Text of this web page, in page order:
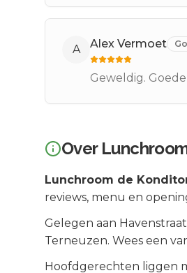
A Alex Vermoet
Geweldig.
Over
Lunchroom de
reviews, menu en
Gelegen aan
Terneuzen. Wees een
Hoofdgerechten liggen